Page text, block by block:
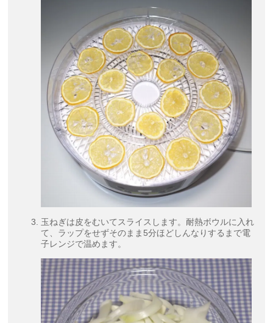
玉ねぎは皮をむいてスライスします。耐熱ボウルに入れ
て、ラップをせずそのまま5分ほどしんなりするまで電
子レンジで温めます。